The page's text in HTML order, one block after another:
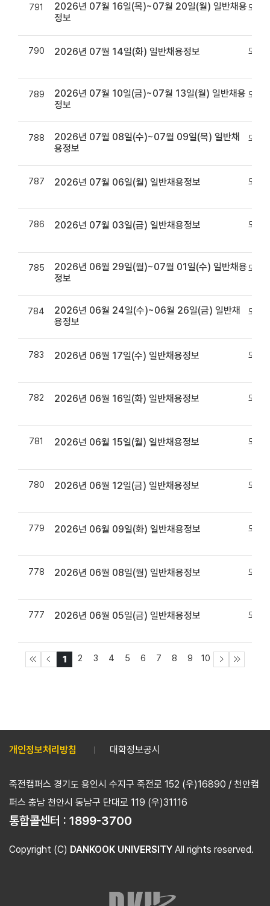
791
2026년 07월 16일(목)~07월 20일(월) 일반채용
정보
모바
790 2026년 07월 14일(화) 일반채용정보 모바
789
2026년 07월 10일(금)~07월 13일(월) 일반채용
정보
모바
788
2026년 07월 08일(수)~07월 09일(목) 일반채
용정보
모바
787 2026년 07월 06일(월) 일반채용정보 모바
786 2026년 07월 03일(금) 일반채용정보 모바
785
2026년 06월 29일(월)~07월 01일(수) 일반채용
정보
모바
784
2026년 06월 24일(수)~06월 26일(금) 일반채
용정보
모바
783 2026년 06월 17일(수) 일반채용정보 모바
782 2026년 06월 16일(화) 일반채용정보 모바
781 2026년 06월 15일(월) 일반채용정보 모바
780 2026년 06월 12일(금) 일반채용정보 모바
779 2026년 06월 09일(화) 일반채용정보 모바
778 2026년 06월 08일(월) 일반채용정보 모바
777 2026년 06월 05일(금) 일반채용정보 모바
1 2 3 4 5 6 7 8 9 10
개인정보처리방침 대학정보공시
죽전캠퍼스 경기도 용인시 수지구 죽전로 152 (우)16890 / 천안캠
퍼스 충남 천안시 동남구 단대로 119 (우)31116
통합콜센터 : 1899-3700
Copyright (C) DANKOOK UNIVERSITY All rights reserved.